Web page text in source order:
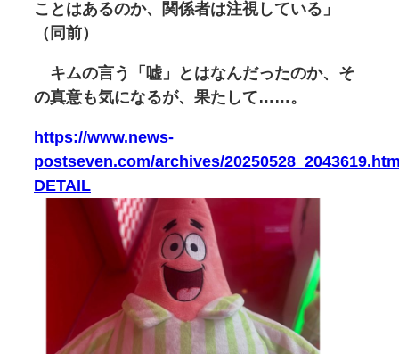
ことはあるのか、関係者は注視している」
（同前）
キムの言う「嘘」とはなんだったのか、そ
の真意も気になるが、果たして……。
https://www.news-
postseven.com/archives/
DETAIL